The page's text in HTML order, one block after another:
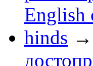
English
hinds →